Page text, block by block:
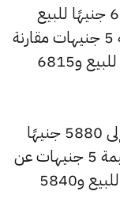
كما ارتفع سعر عيار 21 ليصل إلى 6860 جنيهًا للبيع
و6820 جنيهًا للشراء، بعد زيادة بقيمة 5 جنيهات مقارنة
بالسعر السابق الذي بلغ 6855 جنيهًا للبيع و6815
كما سجل سعر عيار 18 ارتفاعًا ليصل إلى 5880 جنيهًا
للبيع و5845 جنيهًا للشراء، مرتفعًا بقيمة 5 جنيهات عن
السعر السابق الذي كان 5875 جنيهًا للبيع و5840